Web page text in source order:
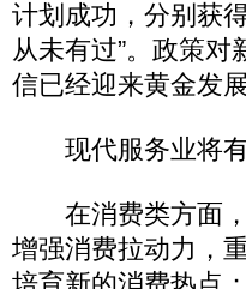
计划成功，分别获
从未有过”。政策
信已经迎来黄金发展
现代服务业将有
在消费类方面，
增强消费拉动力，